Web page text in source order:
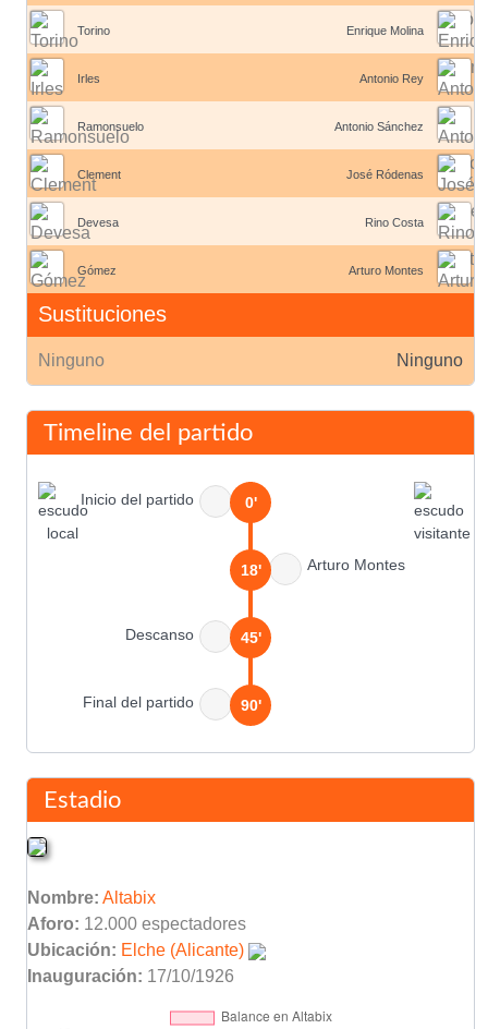
Torino
Irles
Ramonsuelo
Clement
Devesa
Gómez
Sustituciones
Ninguno
Enrique Molina
Antonio Rey
Antonio Sánchez
José Ródenas
Rino Costa
Arturo Montes
Ninguno
Timeline del partido
Inicio del partido 0'
Arturo Montes
18'
Descanso 45'
Final del partido 90'
Estadio
Nombre: Altabix
Aforo: 12.000 espectadores
Ubicación: Elche (Alicante)
Inauguración: 17/10/1926